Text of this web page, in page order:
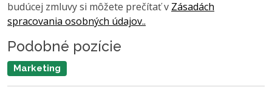
budúcej zmluvy si môžete prečítať v Zásadách
spracovania osobných údajov..
Podobné pozície
Marketing